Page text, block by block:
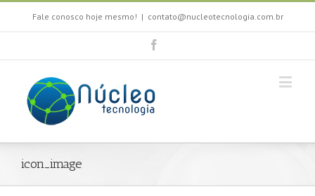
Fale conosco hoje mesmo! | contato@nucleotecnologia.com.br
icon_image